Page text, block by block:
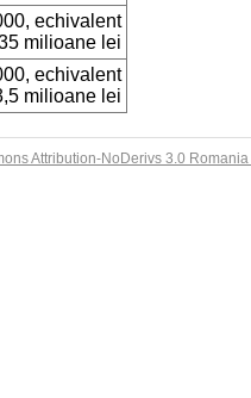
echivalent
milioane lei
echivalent
milioane lei
Attribution-NoDerivs 3.0